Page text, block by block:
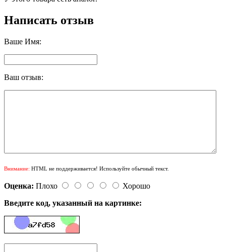
Написать отзыв
Ваше Имя:
Ваш отзыв:
Внимание: HTML не поддерживается! Используйте обычный текст.
Оценка: Плохо
Хорошо
Введите код, указанный на картинке: